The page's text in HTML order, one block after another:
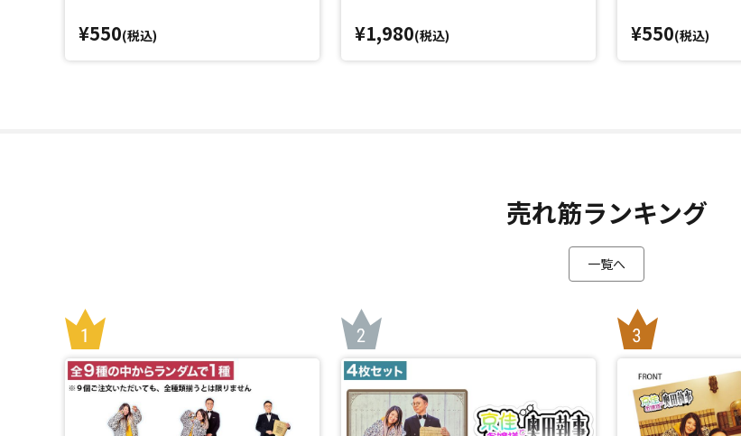
¥550(税込) ¥1,980(税込) ¥550(税込)
売れ筋ランキング
一覧へ